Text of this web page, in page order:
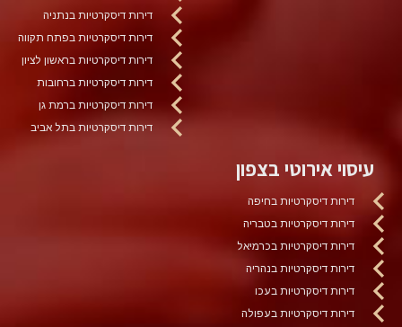
דירות דיסקרטיות בנתניה
דירות דיסקרטיות בפתח תקווה
דירות דיסקרטיות בראשון לציון
דירות דיסקרטיות ברחובות
דירות דיסקרטיות ברמת גן
דירות דיסקרטיות בתל אביב
עיסוי אירוטי בצפון
דירות דיסקרטיות בחיפה
דירות דיסקרטיות בטבריה
דירות דיסקרטיות בכרמיאל
דירות דיסקרטיות בנהריה
דירות דיסקרטיות בעכו
דירות דיסקרטיות בעפולה